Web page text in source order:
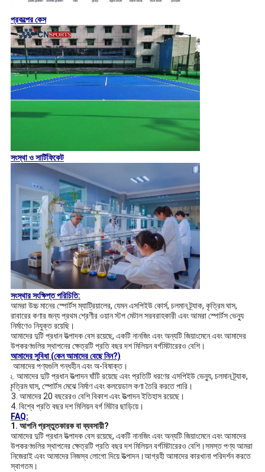
প্রকল্পের কেস
সংস্থা ও সার্টিফিকেট
সংস্থার সংক্ষিপ্ত পরিচিতি:
আমরা উচ্চ মানের স্পোর্টস ম্যাট্রিয়ালের, যেমন এসপিইউ কোর্স, চলমান ট্র্যাক, কৃত্রিম ঘাস,
রাবারের কণার জন্য প্রথম শ্রেণীর ওয়ান স্টপ মেটাল সরবরাহকারী এবং আমরা স্পোর্টস ভেন্যু
নির্মাণেও নিযুক্ত রয়েছি।
আমাদের দুটি প্রধান উত্পাদক বেস রয়েছে, একটি নানজিং এবং অন্যটি জিয়াংমেনে এবং আমাদের
উপকরণগুলির স্থাপনের ক্ষেত্রটি প্রতি বছর দশ মিলিয়ন বর্গমিটারেরও বেশি।
আমাদের সুবিধা (কেন আমাদের বেছে নিন?)
1. আমাদের পণ্যগুলি গন্ধহীন এবং অ-বিষাক্ত।
২. আমাদের দুটি প্রধান উত্পাদন ঘাঁটি রয়েছে এবং প্রতিটি ধরণের এসপিইউ ভেন্যু, চলমান ট্র্যাক,
কৃত্রিম ঘাস, স্পোর্টস মেঝে নির্মাণ এবং কলয়েডাল কণা তৈরি করতে পারি।
3 3. আমাদের 20 বছরেরও বেশি বিকাশ এবং উত্পাদন ইতিহাস রয়েছে।
ই 4. বিশ্বে প্রতি বছর দশ মিলিয়ন বর্গ মিটার ছাড়িয়ে।
FAQ:
1. আপনি প্রস্তুতকারক বা ব্যবসায়ী?
আমাদের দুটি প্রধান উত্পাদক বেস রয়েছে, একটি নানজিং এবং অন্যটি জিয়াংমেনে এবং আমাদের
উপকরণগুলির স্থাপনের ক্ষেত্রটি প্রতি বছর দশ মিলিয়ন বর্গমিটারেরও বেশি।সমস্ত পণ্য আমরা
নিজেরাই এবং আমাদের নিজস্ব লোগো দিয়ে উত্পাদন।আগ্রহী আমাদের কারখানা পরিদর্শন করতে
স্বাগতম।